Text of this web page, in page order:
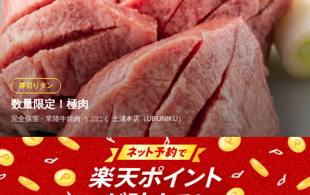
ＪＲ常磐線土浦駅 徒歩5分
茨城県土浦市桜町3-1-14
【新鮮な牛・豚・鶏ホルモン！】 なんと一皿451円から♪なつかし
のロースターで焼き上げるホルモンは絶品です！お手頃価格で大
満足間違い無し！！たくさん食べたい方にオススメな、平日限定
の食べ放題コースやってます！ボリューム満点の宴会コースも充
実♪土浦・荒川沖でホルモンを味わうなら大黒に来るしかない★
大黒 荒川沖店
コスパ抜群の焼肉居酒屋
ＪＲ常磐線荒川沖駅 徒歩1分
茨城県土浦市荒川沖東3-3-19
数量限定！極肉
完全個室・常陸牛焼肉 うぶにく 土浦本店（UBUNIKU）
厚切りタン
うぶにく名物！常陸牛の【厚切り 極タン】など希少部位もご用
意しております。当店では茨城県のブランド牛『常陸牛』をリー
ズナブルに味わえます。数量限定で人気の厚切りの牛タン、ハラ